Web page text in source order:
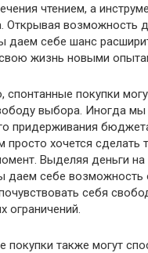
чтением, а
Открывая возможность
даем себе шанс
жизнь новыми
спонтанные покупки
выбора. Иногда мы
придерживания
просто хочется сделать
Выделяя деньги на
даем себе возможность
себя
ограничений.
покупки также могут